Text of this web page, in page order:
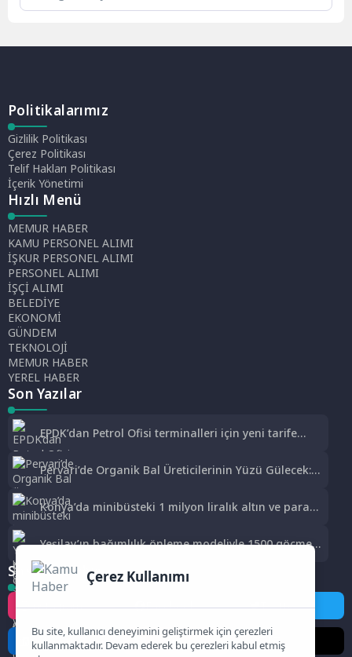
Politikalarımız
Gizlilik Politikası
Çerez Politikası
Telif Hakları Politikası
İçerik Yönetimi
Hızlı Menü
MEMUR HABER
KAMU PERSONEL ALIMI
İŞKUR PERSONEL ALIMI
PERSONEL ALIMI
İŞÇİ ALIMI
BELEDİYE
EKONOMİ
GÜNDEM
TEKNOLOJİ
MEMUR HABER
YEREL HABER
Son Yazılar
EPDK’dan Petrol Ofisi terminalleri için yeni tarife
kararı
Pervari’de Organik Bal Üreticilerinin Yüzü Gülecek:
Bu Yıl Rekolte İyi Seviyede Bekleniyor
Konya’da minibüsteki 1 milyon liralık altın ve parayı
çalan 5 şüpheli 3 ilde yakalandı
Yeşilay’ın bağımlılık önleme modeliyle 1500 göçmen
genç güvenli geleceğe hazırlandı
Sosyal Medya
Instagram Facebook Twitter
LinkedIn YouTube TikTok
Çerez Kullanımı
Bu site, kullanıcı deneyimini geliştirmek için çerezleri
kullanmaktadır. Devam ederek bu çerezleri kabul etmiş